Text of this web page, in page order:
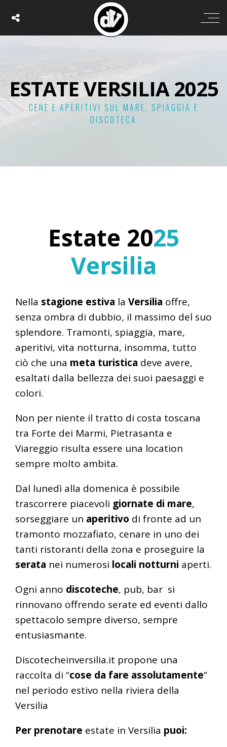
ESTATE VERSILIA 2025
CENE E APERITIVI SUL MARE, SPIAGGIA E
DISCOTECA
Estate 2025
Versilia
Nella stagione estiva la Versilia offre,
senza ombra di dubbio, il massimo del suo
splendore. Tramonti, spiaggia, mare,
aperitivi, vita notturna, insomma, tutto
ciò che una meta turistica deve avere,
esaltati dalla bellezza dei suoi paesaggi e
colori.
Non per niente il tratto di costa toscana
tra Forte dei Marmi, Pietrasanta e
Viareggio risulta essere una location
sempre molto ambita.
Dal lunedì alla domenica è possibile
trascorrere piacevoli giornate di mare,
sorseggiare un aperitivo di fronte ad un
tramonto mozzafiato, cenare in uno dei
tanti ristoranti della zona e proseguire la
serata nei numerosi locali notturni aperti.
Ogni anno discoteche, pub, bar si
rinnovano offrendo serate ed eventi dallo
spettacolo sempre diverso, sempre
entusiasmante.
Discotecheinversilia.it propone una
raccolta di “cose da fare assolutamente”
nel periodo estivo nella riviera della
Versilia
Per prenotare estate in Versilia puoi: